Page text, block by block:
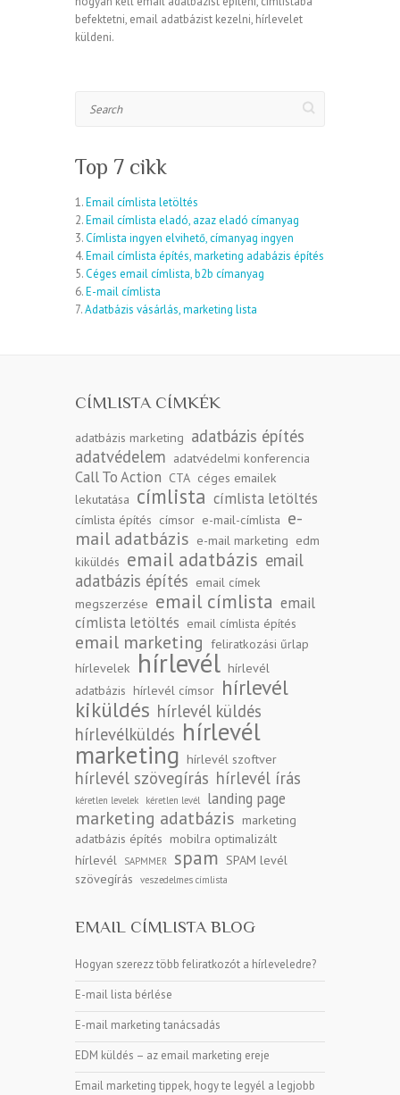
befektetni, email adatbázist kezelni, hírlevelet
küldeni.
Top 7 cikk
1.Email címlista letöltés
2.Email címlista eladó, azaz eladó címanyag
3.Címlista ingyen elvihető, címanyag ingyen
4.Email címlista építés, marketing adabázis építés
5.Céges email címlista, b2b címanyag
6.E-mail címlista
7.Adatbázis vásárlás, marketing lista
CÍMLISTA CÍMKÉK
adatbázis marketing adatbázis építés
adatvédelem adatvédelmi konferencia
Call To Action CTA céges emailek
lekutatása címlista címlista letöltés
címlista építés címsor e-mail-címlista e-
mail adatbázis e-mail marketing edm
kiküldés email adatbázis email
adatbázis építés email címek
megszerzése email címlista email
címlista letöltés email címlista építés
email marketing feliratkozási űrlap
hírlevelek
hírlevél hírlevél
adatbázis hírlevél címsor hírlevél
kiküldés hírlevél küldés
hírlevélküldés hírlevél
marketing hírlevél szoftver
hírlevél szövegírás hírlevél írás
kéretlen levelek kéretlen levél landing page
marketing adatbázis marketing
adatbázis építés mobilra optimalizált
hírlevél
SAPMMER spam SPAM levél
szövegírás
veszedelmes címlista
EMAIL CÍMLISTA BLOG
Hogyan szerezz több feliratkozót a hírleveledre?
E-mail lista bérlése
E-mail marketing tanácsadás
EDM küldés – az email marketing ereje
Email marketing tippek, hogy te legyél a legjobb